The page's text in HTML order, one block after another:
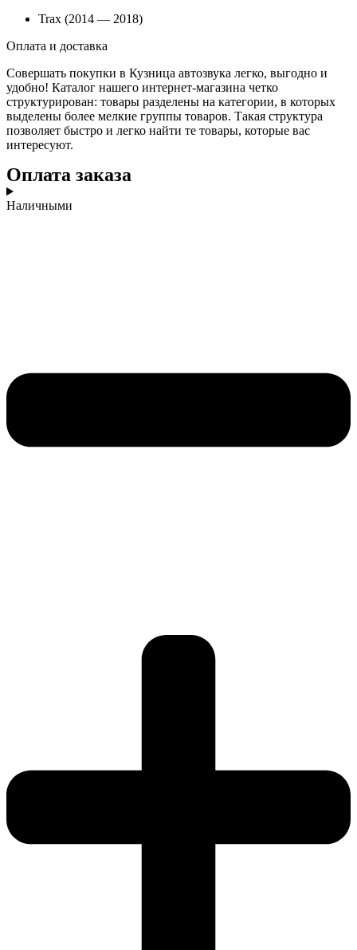
Trax (2014 — 2018)
Оплата и доставка
Совершать покупки в Кузница автозвука легко, выгодно и
удобно! Каталог нашего интернет-магазина четко
структурирован: товары разделены на категории, в которых
выделены более мелкие группы товаров. Такая структура
позволяет быстро и легко найти те товары, которые вас
интересуют.
Оплата заказа
Наличными